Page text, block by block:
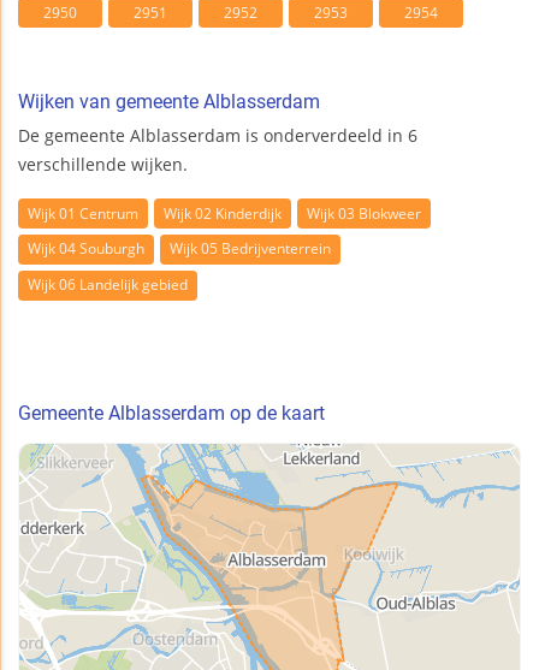
2950 2951 2952 2953 2954
Wijken van gemeente Alblasserdam
De gemeente Alblasserdam is onderverdeeld in 6
verschillende wijken.
Wijk 01 Centrum Wijk 02 Kinderdijk
Wijk 03 Blokweer
Wijk 04 Souburgh
Wijk 05 Bedrijventerrein
Wijk 06 Landelijk gebied
Gemeente Alblasserdam op de kaart